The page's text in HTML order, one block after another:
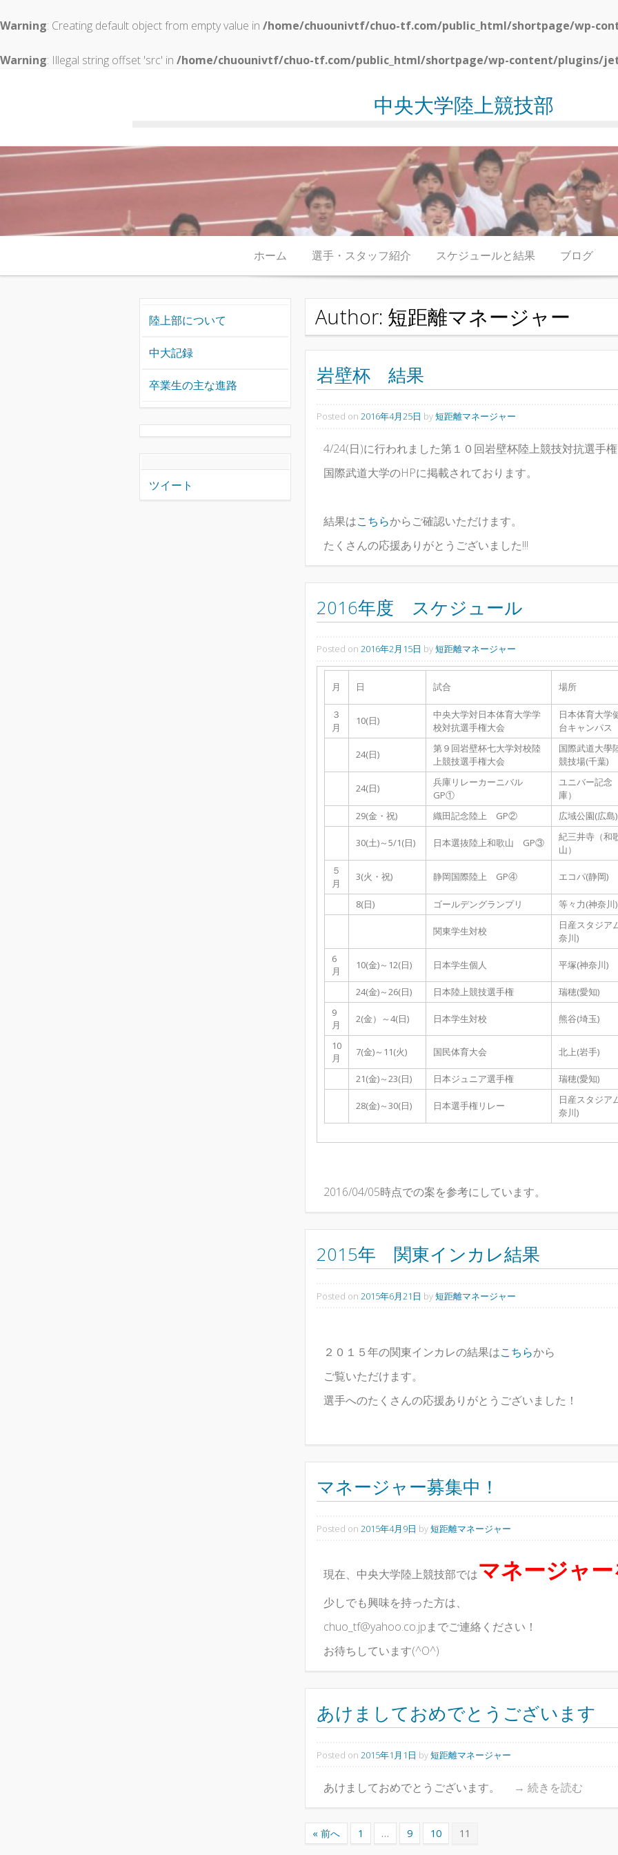
Warning: Creating default object from empty value in /home/chuounivtf/chuo-tf.com/public_html/shortpage/wp-
Warning: Illegal string offset 'src' in /home/chuounivtf/chuo-tf.com/public_html/shortpage/wp-content/plugins/
中央大学陸上競技部
ホーム 選手・スタッフ紹介 スケジュールと結果 ブログ
Author: 短距離マネージャー
岩壁杯 結果
Posted on 2016年4月25日 by短距離マネージャー
4/24(日)に行われました第１０回岩壁杯陸上競技対抗選手
国際武道大学のHPに掲載されております。
結果はこちらからご確認いただけます。
たくさんの応援ありがとうございました!!!
2016年度 スケジュール
Posted on 2016年2月15日 by短距離マネージャー
月 日 試合 場所
３
月
10(日)
中央大学対日本体育大学学
校対抗選手権大会
日本体育大学
台キャンパス
24(日)
第９回岩壁杯七大学対校陸
上競技選手権大会
国際武道大學
競技場(千葉)
24(日)
兵庫リレーカーニバル
GP①
ユニバー記念
庫）
29(金・祝)
織田記念陸上 GP② 広域公園(広島)
30(土)～5/1(日) 日本選抜陸上和歌山 GP③
紀三井寺（和
山）
５
月
3(火・祝) 静岡国際陸上 GP④ エコパ(静岡)
8(日) ゴールデングランプリ 等々力(神奈川)
関東学生対校
日産スタジア
奈川)
6
月
10(金)～12(日) 日本学生個人 平塚(神奈川)
24(金)～26(日) 日本陸上競技選手権
瑞穂(愛知)
9
月
2(金）～4(日) 日本学生対校 熊谷(埼玉)
10
月
7(金)～11(火) 国民体育大会 北上(岩手)
21(金)～23(日) 日本ジュニア選手権 瑞穂(愛知)
28(金)～30(日) 日本選手権リレー
日産スタジア
奈川)
2016/04/05時点での案を参考にしています。
2015年 関東インカレ結果
Posted on 2015年6月21日 by短距離マネージャー
２０１５年の関東インカレの結果はこちらから
ご覧いただけます。
選手へのたくさんの応援ありがとうございました！
マネージャー募集中！
Posted on 2015年4月9日 by短距離マネージャー
現在、中央大学陸上競技部ではマネージャ
少しでも興味を持った方は、
chuo_tf@yahoo.co.jpまでご連絡ください！
お待ちしています(^O^)
あけましておめでとうございます
Posted on 2015年1月1日 by短距離マネージャー
あけましておめでとうございます。 → 続きを読む
« 前へ 1 … 9 10 11
陸上部について
中大記録
卒業生の主な進路
ツイート